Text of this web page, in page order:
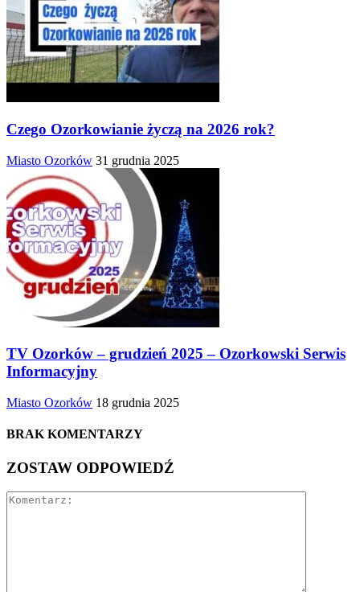
Czego Ozorkowianie życzą na 2026 rok?
Miasto Ozorków 31 grudnia 2025
TV Ozorków – grudzień 2025 – Ozorkowski Serwis
Informacyjny
Miasto Ozorków 18 grudnia 2025
BRAK KOMENTARZY
ZOSTAW ODPOWIEDŹ